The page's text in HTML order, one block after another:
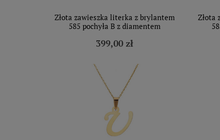
Złota zawieszka literka z brylantem
585 pochyła B z diamentem
399,00 zł
Złota